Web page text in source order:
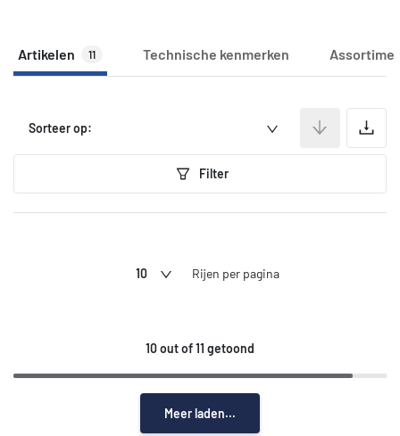
Artikelen 11 Technische kenmerken
Sorteer op:
Filter
10 Rijen per pagina
10 out of 11 getoond
Meer laden...